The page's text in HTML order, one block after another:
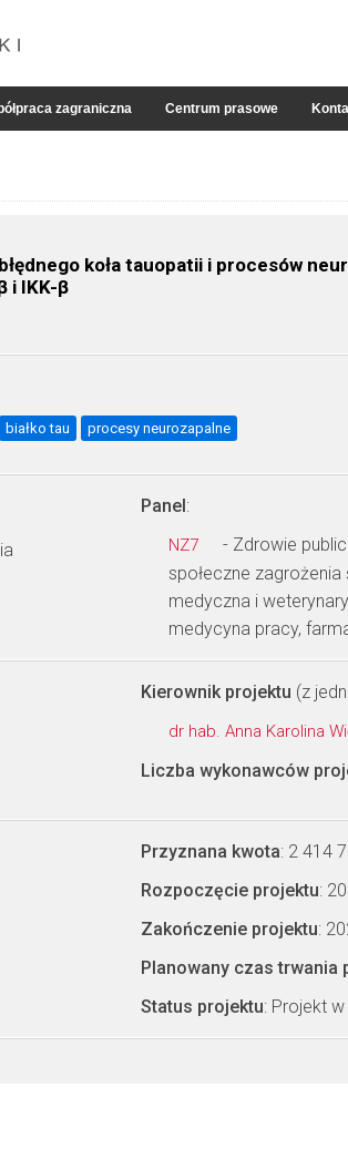
zagraniczna Centrum prasowe
koła tauopatii i procesów
i IKK-β
białko tau procesy neurozapalne
Panel:
NZ7
- Zdrowie
społeczne
medyczna i
medycyna pracy,
Kierownik projektu (z
dr hab. Anna Karolina
Liczba wykonawców
Przyznana kwota: 2 414
Rozpoczęcie projektu:
Zakończenie projektu:
Planowany czas trwania
Status projektu: Projekt